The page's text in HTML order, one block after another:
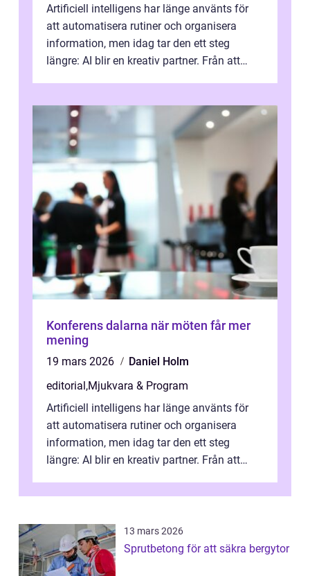
Artificiell intelligens har länge använts för
att automatisera rutiner och organisera
information, men idag tar den ett steg
längre: AI blir en kreativ partner. Från att
Konferens dalarna när möten får mer
mening
19 mars 2026
Daniel Holm
editorial ,Mjukvara & Program
Artificiell intelligens har länge använts för
att automatisera rutiner och organisera
information, men idag tar den ett steg
längre: AI blir en kreativ partner. Från att
13 mars 2026
Sprutbetong för att säkra bergytor